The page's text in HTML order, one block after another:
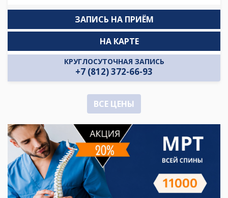
ЗАПИСЬ НА ПРИЁМ
КРУГЛОСУТОЧНАЯ ЗАПИСЬ
+7 (812) 372-66-93
НА КАРТЕ
ВСЕ ЦЕНЫ